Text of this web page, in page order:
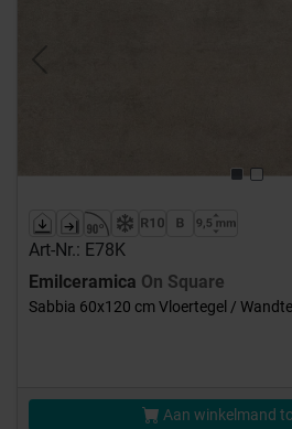
Art-Nr.: E78K
Emilceramica On Square
Sabbia 60x120 cm Vloertegel /
Aan winkelmand